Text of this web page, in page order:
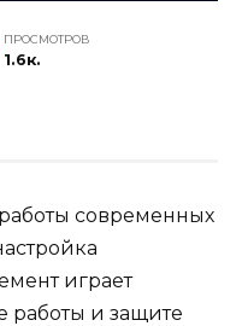
ПРОСМОТРОВ
1.6к.
современных
играет
работы и защите